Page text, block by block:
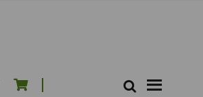
Zoek